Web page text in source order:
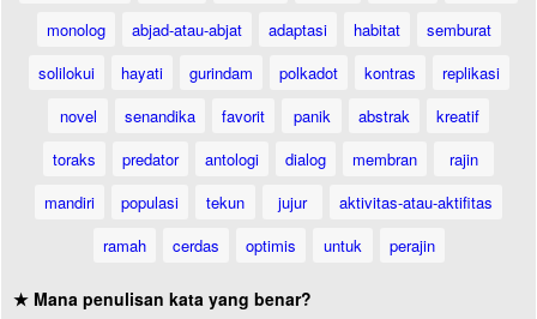
monolog
abjad-atau-abjat adaptasi habitat
semburat
solilokui
hayati gurindam polkadot kontras
replikasi
novel
senandika favorit panik abstrak
kreatif
toraks
predator antologi dialog membran
rajin
mandiri
populasi tekun jujur
aktivitas-atau-aktifitas
ramah
cerdas optimis untuk perajin
★ Mana penulisan kata yang benar?